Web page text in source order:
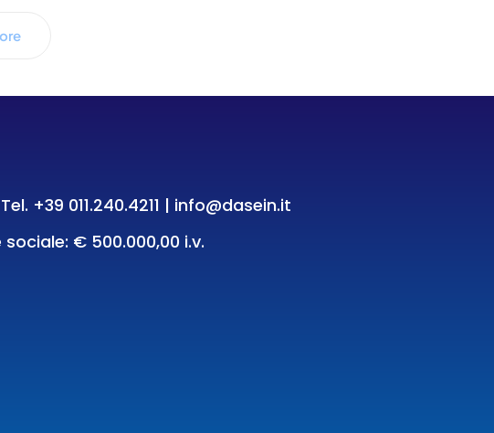
+39 011.240.4211 | info@dasein.it
sociale: € 500.000,00 i.v.